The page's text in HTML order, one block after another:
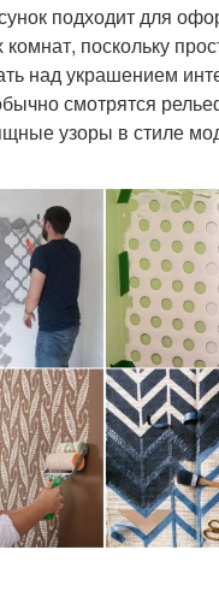
подходит для
комнат, поскольку
над украшением
смотрятся
узоры в стиле